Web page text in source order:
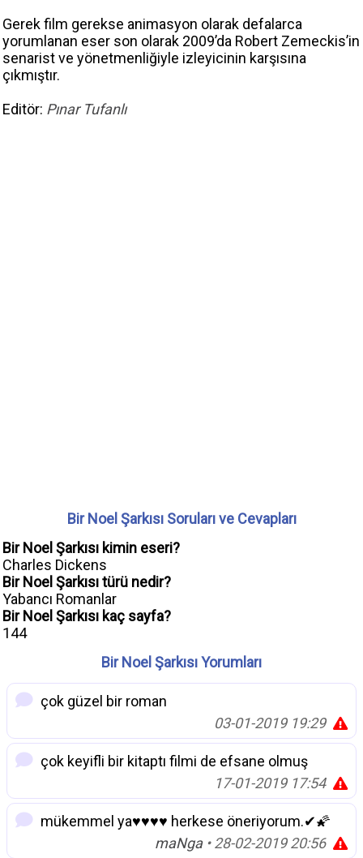
Gerek film gerekse animasyon olarak defalarca
yorumlanan eser son olarak 2009’da Robert Zemeckis’in
senarist ve yönetmenliğiyle izleyicinin karşısına
çıkmıştır.
Editör: Pınar Tufanlı
Bir Noel Şarkısı Soruları ve Cevapları
Bir Noel Şarkısı kimin eseri?
Charles Dickens
Bir Noel Şarkısı türü nedir?
Yabancı Romanlar
Bir Noel Şarkısı kaç sayfa?
144
Bir Noel Şarkısı Yorumları
çok güzel bir roman
03-01-2019 19:29
çok keyifli bir kitaptı filmi de efsane olmuş
17-01-2019 17:54
mükemmel ya♥♥♥♥ herkese öneriyorum.✔🌠
maNga• 28-02-2019 20:56